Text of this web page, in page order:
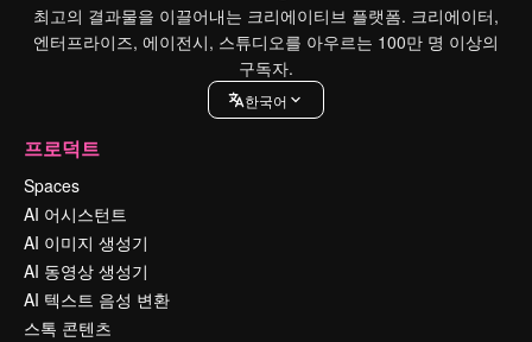
최고의 결과물을 이끌어내는 크리에이티브 플랫폼. 크리에이터,
엔터프라이즈, 에이전시, 스튜디오를 아우르는 100만 명 이상의
구독자.
한국어
프로덕트
Spaces
AI 어시스턴트
AI 이미지 생성기
AI 동영상 생성기
AI 텍스트 음성 변환
스톡 콘텐츠